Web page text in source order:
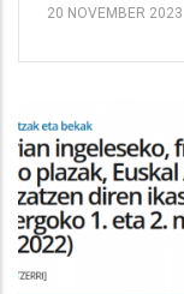
20 NOVEMBER 2023